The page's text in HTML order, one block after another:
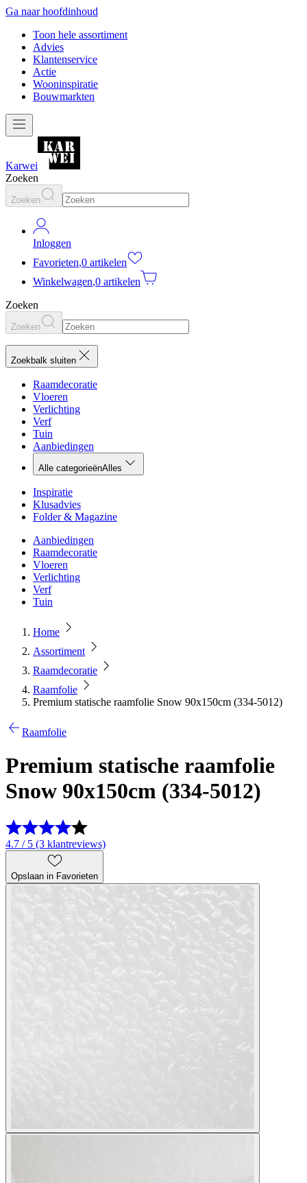
Ga naar hoofdinhoud
Toon hele assortiment
Advies
Klantenservice
Actie
Wooninspiratie
Bouwmarkten
Karwei
Zoeken
Zoeken
Inloggen
Favorieten,0 artikelen
Winkelwagen,0 artikelen
Zoeken
Zoeken
Zoekbalk sluiten
Raamdecoratie
Vloeren
Verlichting
Verf
Tuin
Aanbiedingen
Alle categorieënAlles
Inspiratie
Klusadvies
Folder & Magazine
Aanbiedingen
Raamdecoratie
Vloeren
Verlichting
Verf
Tuin
Home
Assortiment
Raamdecoratie
Raamfolie
Premium statische raamfolie Snow 90x150cm (334-5012)
Raamfolie
Premium statische raamfolie
Snow 90x150cm (334-5012)
4.7 / 5 (3 klantreviews)
Opslaan in Favorieten